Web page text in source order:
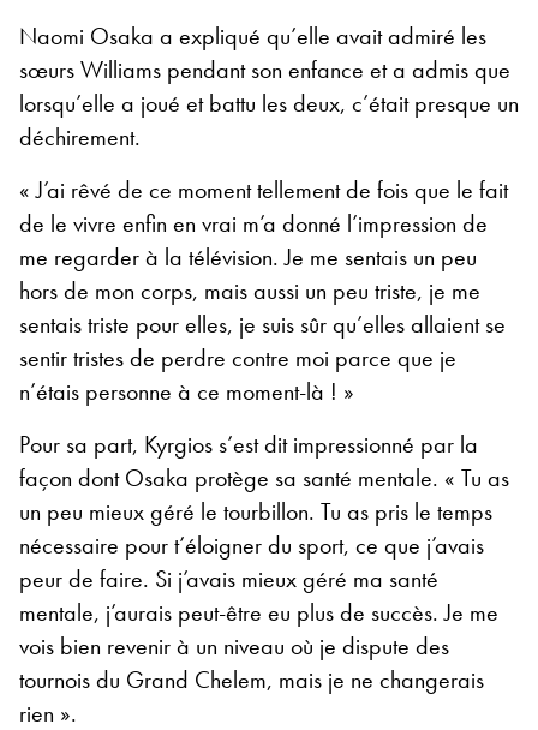
Naomi Osaka a expliqué qu’elle avait admiré les
sœurs Williams pendant son enfance et a admis que
lorsqu’elle a joué et battu les deux, c’était presque un
déchirement.
« J’ai rêvé de ce moment tellement de fois que le fait
de le vivre enfin en vrai m’a donné l’impression de
me regarder à la télévision. Je me sentais un peu
hors de mon corps, mais aussi un peu triste, je me
sentais triste pour elles, je suis sûr qu’elles allaient se
sentir tristes de perdre contre moi parce que je
n’étais personne à ce moment-là ! »
Pour sa part, Kyrgios s’est dit impressionné par la
façon dont Osaka protège sa santé mentale. « Tu as
un peu mieux géré le tourbillon. Tu as pris le temps
nécessaire pour t’éloigner du sport, ce que j’avais
peur de faire. Si j’avais mieux géré ma santé
mentale, j’aurais peut-être eu plus de succès. Je me
vois bien revenir à un niveau où je dispute des
tournois du Grand Chelem, mais je ne changerais
rien ».